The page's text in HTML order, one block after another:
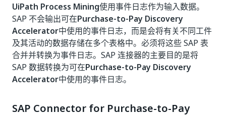
UiPath Process Mining使用事件日志作为输入数据。
SAP 不会输出可在Purchase-to-Pay Discovery
Accelerator中使用的事件日志，而是会将有关不同工件
及其活动的数据存储在多个表格中。必须将这些 SAP 表
合并并转换为事件日志。SAP 连接器的主要目的是将
SAP 数据转换为可在Purchase-to-Pay Discovery
Accelerator中使用的事件日志。
SAP Connector for Purchase-to-Pay